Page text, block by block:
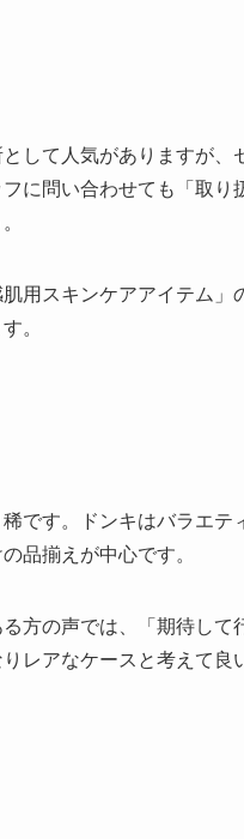
して人気がありますが
に問い合わせても「取り
用スキンケアアイテム」
。
です。ドンキはバラエテ
品揃えが中心です。
方の声では、「期待して
レアなケースと考えて良